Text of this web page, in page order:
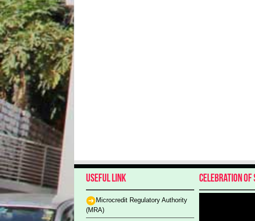
Useful Link
Microcredit Regulatory Authority
(MRA)
Celebration of